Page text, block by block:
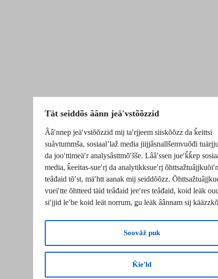
Tät seiddõs âânn jeäʹvstõõzzid
Ââʹnnep jeäʹvstõõzzid mij taʹrjjeem siiskõõzz da ǩeittsi
suåvtummša, sosiaalʼlaž media jiijjâsnallšemvuõđi
da jooʹttimeäʹr analysâsttmõʹšše. Lââʹssen jueʹǩǩep
media, ǩeeitas-sueʹrj da analytikksueʹrj
teâđaid tõʹst, mäʹhtt aanak mij seiddõõzz.
vueiʹtte õhtteed täid teâđaid jeeʹres teâđaid, koid leäk
siʹjjid leʹbe koid leät norrum, ǥu leäk âânnam sij
Soovâž puk
Ǩieʹld